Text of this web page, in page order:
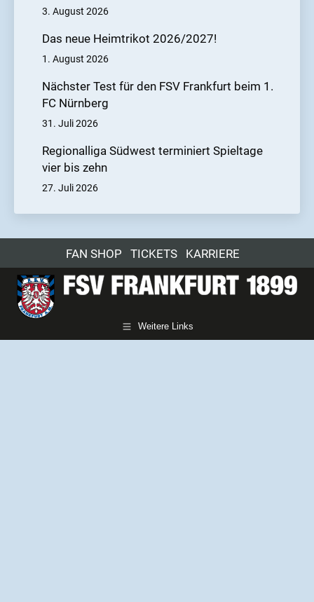
3. August 2026
Das neue Heimtrikot 2026/2027!
1. August 2026
Nächster Test für den FSV Frankfurt beim 1.
FC Nürnberg
31. Juli 2026
Regionalliga Südwest terminiert Spieltage
vier bis zehn
27. Juli 2026
FAN SHOP TICKETS KARRIERE
Weitere Links